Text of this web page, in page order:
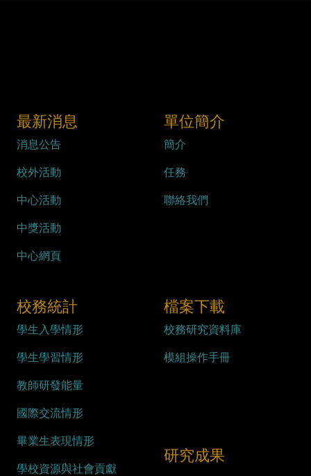
最新消息
消息公告
校外活動
中心活動
中獎活動
中心網頁
單位簡介
簡介
任務
聯絡我們
校務統計
學生入學情形
學生學習情形
教師研發能量
國際交流情形
畢業生表現情形
學校資源與社會貢獻
檔案下載
校務研究資料庫
模組操作手冊
研究成果